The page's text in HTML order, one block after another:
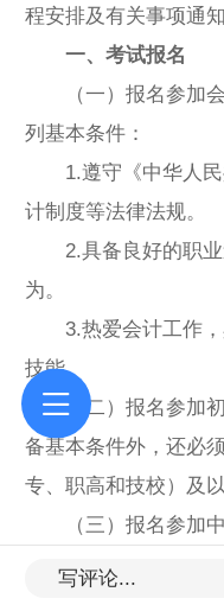
程安排及有关事项通
一、考试报名
（一）报名参加会
列基本条件：
1.遵守《中华人民
计制度等法律法规。
2.具备良好的职业
为。
3.热爱会计工作，
技能。
（二）报名参加初
备基本条件外，还必
专、职高和技校）及以
（三）报名参加中
备基本条件外，还必
写评论...